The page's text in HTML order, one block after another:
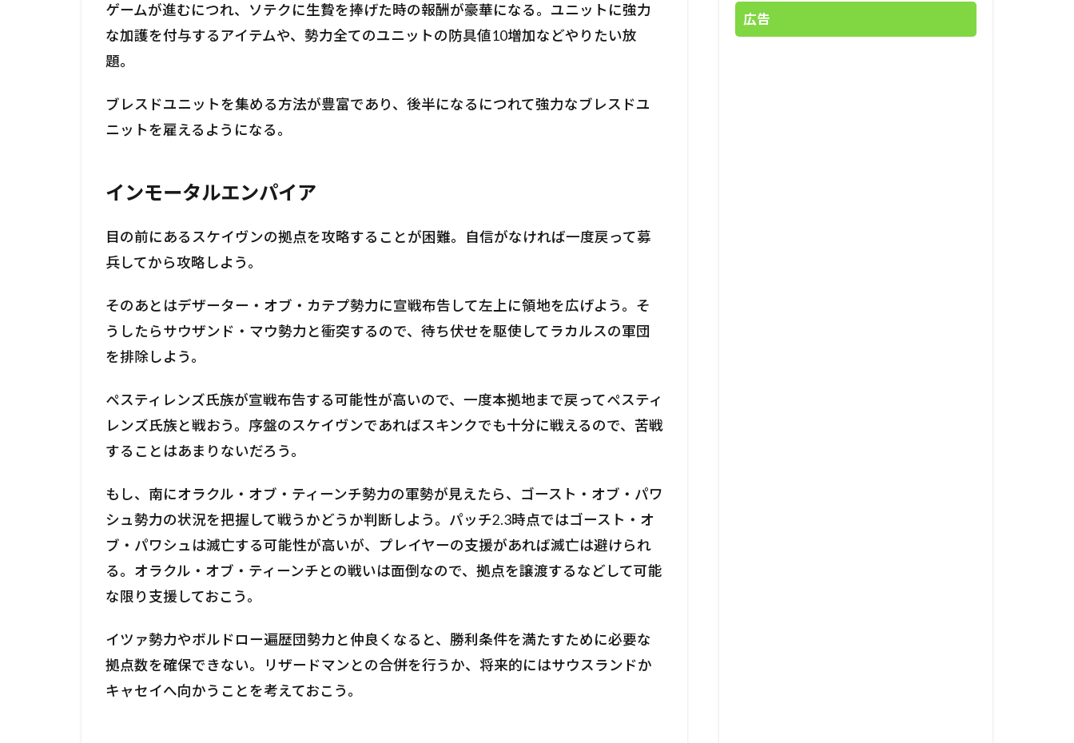
ゲームが進むにつれ、ソテクに生贄を捧げた時の報酬が豪華になる。ユニットに強力
な加護を付与するアイテムや、勢力全てのユニットの防具値10増加などやりたい放
題。
ブレスドユニットを集める方法が豊富であり、後半になるにつれて強力なブレスドユ
ニットを雇えるようになる。
インモータルエンパイア
目の前にあるスケイヴンの拠点を攻略することが困難。自信がなければ一度戻って募
兵してから攻略しよう。
そのあとはデザーター・オブ・カテプ勢力に宣戦布告して左上に領地を広げよう。そ
うしたらサウザンド・マウ勢力と衝突するので、待ち伏せを駆使してラカルスの軍団
を排除しよう。
ペスティレンズ氏族が宣戦布告する可能性が高いので、一度本拠地まで戻ってペスティ
レンズ氏族と戦おう。序盤のスケイヴンであればスキンクでも十分に戦えるので、苦戦
することはあまりないだろう。
もし、南にオラクル・オブ・ティーンチ勢力の軍勢が見えたら、ゴースト・オブ・パワ
シュ勢力の状況を把握して戦うかどうか判断しよう。パッチ2.3時点ではゴースト・オ
ブ・パワシュは滅亡する可能性が高いが、プレイヤーの支援があれば滅亡は避けられ
る。オラクル・オブ・ティーンチとの戦いは面倒なので、拠点を譲渡するなどして可能
な限り支援しておこう。
イツァ勢力やボルドロー遍歴団勢力と仲良くなると、勝利条件を満たすために必要な
拠点数を確保できない。リザードマンとの合併を行うか、将来的にはサウスランドか
キャセイへ向かうことを考えておこう。
広告